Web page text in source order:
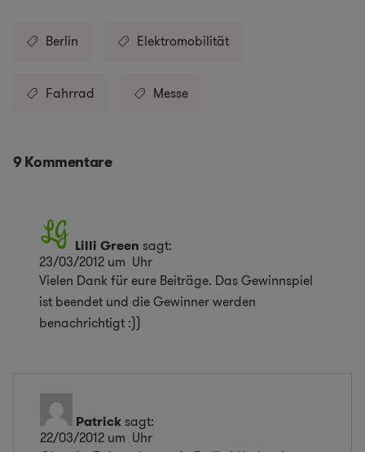
Berlin Elektromobilität
Fahrrad Messe
9 Kommentare
Lilli Green sagt:
23/03/2012 um Uhr
Vielen Dank für eure Beiträge. Das Gewinnspiel
ist beendet und die Gewinner werden
benachrichtigt :))
Patricksagt:
22/03/2012 um Uhr